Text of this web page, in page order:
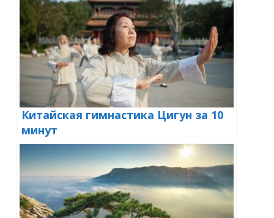
Китайская гимнастика Цигун за 10
минут